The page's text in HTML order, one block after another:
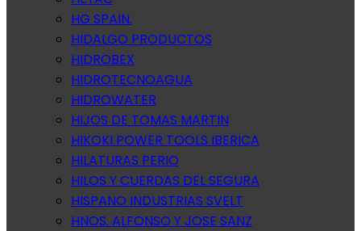
HG SPAIN.
HIDALGO PRODUCTOS
HIDROBEX
HIDROTECNOAGUA
HIDROWATER
HIJOS DE TOMAS MARTIN
HIKOKI POWER TOOLS IBERICA
HILATURAS PERIO
HILOS Y CUERDAS DEL SEGURA
HISPANO INDUSTRIAS SVELT
HNOS. ALFONSO Y JOSE SANZ